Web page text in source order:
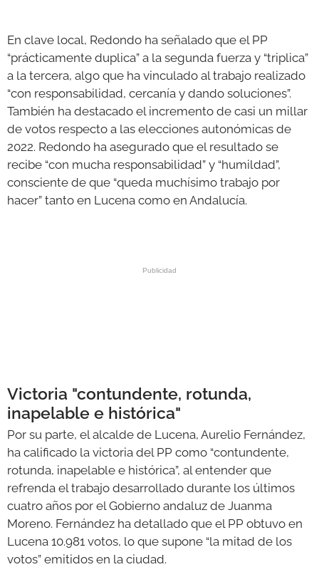
En clave local, Redondo ha señalado que el PP
“prácticamente duplica” a la segunda fuerza y “triplica”
a la tercera, algo que ha vinculado al trabajo realizado
“con responsabilidad, cercanía y dando soluciones”.
También ha destacado el incremento de casi un millar
de votos respecto a las elecciones autonómicas de
2022. Redondo ha asegurado que el resultado se
recibe “con mucha responsabilidad” y “humildad”,
consciente de que “queda muchísimo trabajo por
hacer” tanto en Lucena como en Andalucía.
Victoria "contundente, rotunda,
inapelable e histórica"
Por su parte, el alcalde de Lucena, Aurelio Fernández,
ha calificado la victoria del PP como “contundente,
rotunda, inapelable e histórica”, al entender que
refrenda el trabajo desarrollado durante los últimos
cuatro años por el Gobierno andaluz de Juanma
Moreno. Fernández ha detallado que el PP obtuvo en
Lucena 10.981 votos, lo que supone “la mitad de los
votos” emitidos en la ciudad.